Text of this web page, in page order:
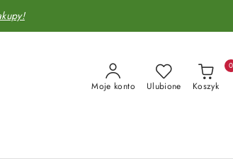
Moje konto Ulubione Koszyk
0